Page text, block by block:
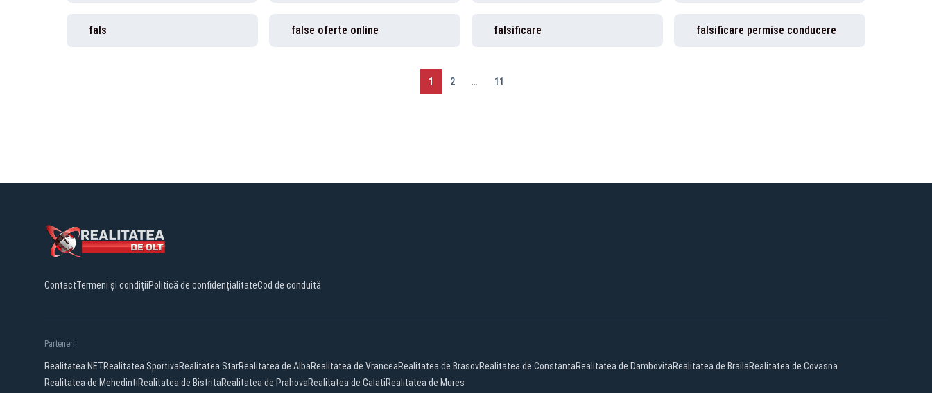
fals false oferte online falsificare falsificare permise conducere
1 2 11
ContactTermeni și condițiiPolitică de confidențialitateCod de conduită
Parteneri:
Realitatea.NETRealitatea SportivaRealitatea StarRealitatea de AlbaRealitatea de VranceaRealitatea de BrasovRealitatea de ConstantaRealitatea de DambovitaRealitatea de BrailaRealitatea de Covasna
Realitatea de MehedintiRealitatea de BistritaRealitatea de PrahovaRealitatea de GalatiRealitatea de Mures